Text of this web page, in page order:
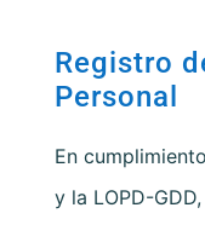
Registro
Personal
En
y la LOPD-